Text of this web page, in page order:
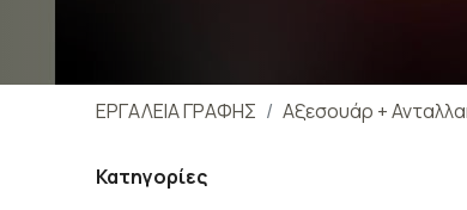
ΕΡΓΑΛΕΙΑ ΓΡΑΦΗΣ Αξεσουάρ +
Κατηγορίες